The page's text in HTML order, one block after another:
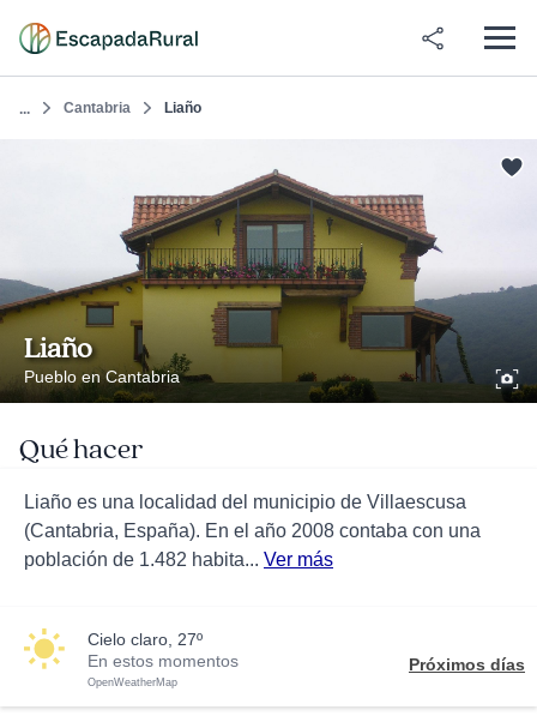
... Cantabria Liaño
Liaño
Pueblo en Cantabria
Qué hacer
Liaño es una localidad del municipio de Villaescusa
(Cantabria, España). En el año 2008 contaba con una
población de 1.482 habita... Ver más
cielo claro, 27º
En estos momentos
OpenWeatherMap
Próximos días